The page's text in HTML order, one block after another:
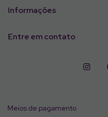
Informações
Entre em contato
Meios de pagamento